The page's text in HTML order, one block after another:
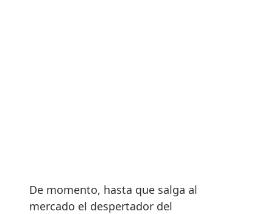
De momento, hasta que salga al
mercado el despertador del